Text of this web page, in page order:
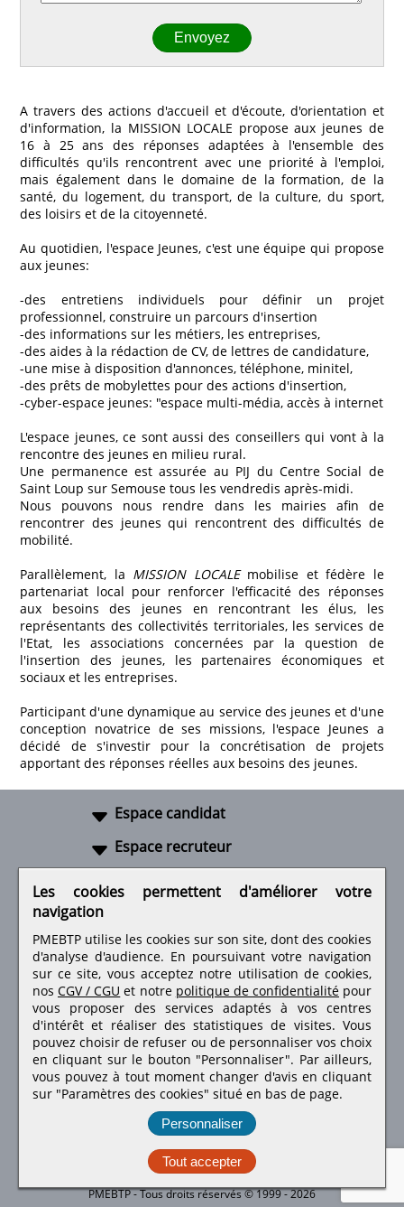
A travers des actions d'accueil et d'écoute, d'orientation et
d'information, la MISSION LOCALE propose aux jeunes de
16 à 25 ans des réponses adaptées à l'ensemble des
difficultés qu'ils rencontrent avec une priorité à l'emploi,
mais également dans le domaine de la formation, de la
santé, du logement, du transport, de la culture, du sport,
des loisirs et de la citoyenneté.
Au quotidien, l'espace Jeunes, c'est une équipe qui propose
aux jeunes:
-des entretiens individuels pour définir un projet
professionnel, construire un parcours d'insertion
-des informations sur les métiers, les entreprises,
-des aides à la rédaction de CV, de lettres de candidature,
-une mise à disposition d'annonces, téléphone, minitel,
-des prêts de mobylettes pour des actions d'insertion,
-cyber-espace jeunes: "espace multi-média, accès à internet
L'espace jeunes, ce sont aussi des conseillers qui vont à la
rencontre des jeunes en milieu rural.
Une permanence est assurée au PIJ du Centre Social de
Saint Loup sur Semouse tous les vendredis après-midi.
Nous pouvons nous rendre dans les mairies afin de
rencontrer des jeunes qui rencontrent des difficultés de
mobilité.
Parallèlement, la MISSION LOCALEmobilise et fédère le
partenariat local pour renforcer l'efficacité des réponses
aux besoins des jeunes en rencontrant les élus, les
représentants des collectivités territoriales, les services de
l'Etat, les associations concernées par la question de
l'insertion des jeunes, les partenaires économiques et
sociaux et les entreprises.
Participant d'une dynamique au service des jeunes et d'une
conception novatrice de ses missions, l'espace Jeunes a
décidé de s'investir pour la concrétisation de projets
apportant des réponses réelles aux besoins des jeunes.
Espace candidat
Espace recruteur
Retrouvez-nous sur les réseaux sociaux
PMEBTP - Tous droits réservés © 1999 - 2026
Les cookies permettent d'améliorer votre
navigation
PMEBTP utilise les cookies sur son site, dont des cookies
d'analyse d'audience. En poursuivant votre navigation
sur ce site, vous acceptez notre utilisation de cookies,
nos CGV / CGU et notre politique de confidentialité pour
vous proposer des services adaptés à vos centres
d'intérêt et réaliser des statistiques de visites.Vous
pouvez choisir de refuser ou de personnaliser vos choix
en cliquant sur le bouton "Personnaliser". Par ailleurs,
vous pouvez à tout moment changer d'avis en cliquant
sur "Paramètres des cookies" situé en bas de page.
Personnaliser
Tout accepter